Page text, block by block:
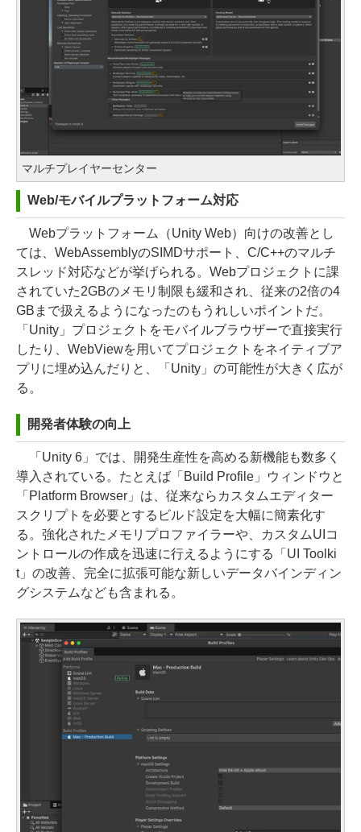
マルチプレイヤーセンター
Web/モバイルプラットフォーム対応
Webプラットフォーム（Unity Web）向けの改善とし
ては、WebAssemblyのSIMDサポート、C/C++のマルチ
スレッド対応などが挙げられる。Webプロジェクトに課
されていた2GBのメモリ制限も緩和され、従来の2倍の4
GBまで扱えるようになったのもうれしいポイントだ。
「Unity」プロジェクトをモバイルブラウザーで直接実行
したり、WebViewを用いてプロジェクトをネイティブア
プリに埋め込んだりと、「Unity」の可能性が大きく広が
る。
開発者体験の向上
「Unity 6」では、開発生産性を高める新機能も数多く
導入されている。たとえば「Build Profile」ウィンドウと
「Platform Browser」は、従来ならカスタムエディター
スクリプトを必要とするビルド設定を大幅に簡素化す
る。強化されたメモリプロファイラーや、カスタムUIコ
ントロールの作成を迅速に行えるようにする「UI Toolki
t」の改善、完全に拡張可能な新しいデータバインディン
グシステムなども含まれる。